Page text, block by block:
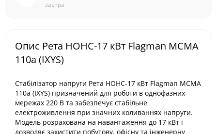
завтра
Опис Рета НОНС-17 кВт Flagman MCMA
110a (IXYS)
Стабілізатор напруги Рета НОНС-17 кВт Flagman MCMA
110a (IXYS) призначений для роботи в однофазних
мережах 220 В та забезпечує стабільне
електроживлення при значних коливаннях напруги.
Модель розрахована на навантаження до 17 кВт і
дозволяє захистити побутову, офісну та інженерну